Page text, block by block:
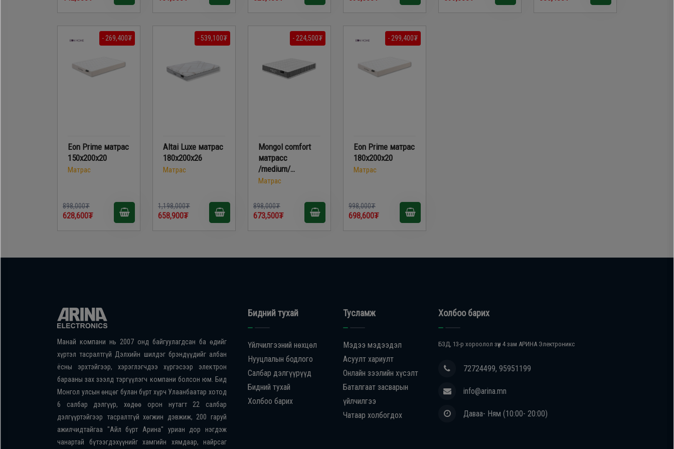
- 269,400₮
Eon Prime матрас
150x200x20
Матрас
898,000₮
628,600₮
- 539,100₮
Altai Luxe матрас
180x200x26
Матрас
1,198,000₮
658,900₮
- 224,500₮
Mongol comfort
матрасс
/medium/
160x200x24
Матрас
898,000₮
673,500₮
- 299,400₮
Eon Prime матрас
180x200x20
Матрас
998,000₮
698,600₮
Манай компани нь 2007 онд байгуулагдсан ба өдийг
хүртэл тасралтгүй Дэлхийн шилдэг брэндүүдийг албан
ёсны эрхтэйгээр, хэрэглэгчдээ хүргэсээр электрон
барааны зах зээлд тэргүүлэгч компани болсон юм. Бид
Монгол улсын өнцөг булан бүрт хүрч Улаанбаатар хотод
6 салбар дэлгүүр, хөдөө орон нутагт 22 салбар
дэлгүүртэйгээр тасралтгүй хөгжин дэвжиж, 200 гаруй
ажилчидтайгаа "Айл бүрт Арина" уриан дор нэгдэж
чанартай бүтээгдэхүүнийг хамгийн хямдаар, найрсаг
Бидний тухай
Үйлчилгээний нөхцөл
Нууцлалын бодлого
Салбар дэлгүүрүүд
Бидний тухай
Холбоо барих
Тусламж
Мэдээ мэдээдэл
Асуулт хариулт
Онлайн зээлийн хүсэлт
Баталгаат засварын
үйлчилгээ
Чатаар холбогдох
Холбоо барих
БЗД, 13-р хороолол зүүн 4 зам АРИНА Электроникс
72724499, 95951199
info@arina.mn
Даваа- Ням (10:00- 20:00)